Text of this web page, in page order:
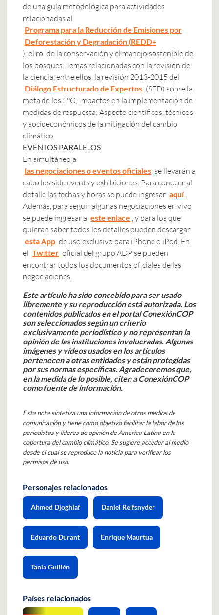
de una guía metódológica para actividades
relacionadas al
Programa para la Reducción de Emisiones por
Deforestación y Degradación (REDD+
), el rol de la conservación y el manejo sostenible de
los bosques; Temas relacionadas con la revisión de
la ciencia, entre ellos, la revisión 2013-2015 del
Diálogo Estructurado de Expertos (SED) sobre la
meta de los 2°C; Impactos en la implementación de
medidas de respuesta; Aspecto científicos, técnicos
y socioeconómicos de la mitigación del cambio
climático
EVENTOS PARALELOS
En simultáneo a
las negociaciones o eventos oficiales se llevarán a
cabo los side events y exhibiciones. Para conocer al
detalle las fechas y horas se puede ingresar aquí
Además, para seguir algunas negociaciones en vivo
se puede ingresar a este enlace , y para los que
quieran saber todos los detalles pueden descargar
esta App de uso exclusivo para iPhone o iPod. En
el Twitter oficial del grupo ADP se pueden
encontrar todos los documentos oficiales de las
negociaciones.
Este artículo ha sido concebido para ser usado
libremente y su reproducción está autorizada. Los
contenidos publicados en el portal ConexiónCOP
son seleccionados según un criterio
exclusivamente periodístico y no representan la
opinión de las instituciones involucradas. Algunas
imágenes y vídeos usados en los artículos
pertenecen a otras entidades y están protegidas
por sus normas específicas. Agradeceremos que,
en la medida de lo posible, citen a ConexiónCOP
como fuente de información.
Esta nota sintetiza una información de otros medios de
comunicación y tiene como objetivo facilitar la labor de los
periodistas y líderes de opinión de América Latina en la
cobertura del cambio climático. Se sugiere acceder al medio
desde el cual se reproduce la noticia para verificar los
permisos de uso.
Personajes relacionados
Ahmed Djoghlaf Daniel Reifsnyder
Eduardo Durant Enrique Maurtua
Tania Guillén
Países relacionados